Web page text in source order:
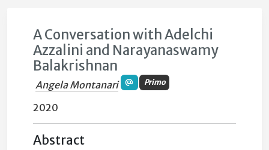
A Conversation with Adelchi
Azzalini and Narayanaswamy
Balakrishnan
Angela Montanari Primo
2020
Abstract